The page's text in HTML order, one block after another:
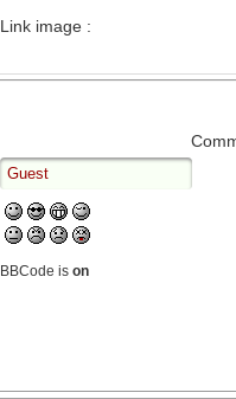
Link image :
BBCode ison